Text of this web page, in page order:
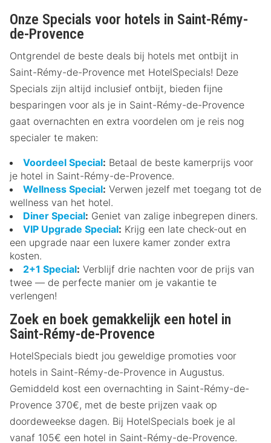
Onze Specials voor hotels in Saint-Rémy-
de-Provence
Ontgrendel de beste deals bij hotels met ontbijt in
Saint-Rémy-de-Provence met HotelSpecials! Deze
Specials zijn altijd inclusief ontbijt, bieden fijne
besparingen voor als je in Saint-Rémy-de-Provence
gaat overnachten en extra voordelen om je reis nog
specialer te maken:
Voordeel Special: Betaal de beste kamerprijs voor
je hotel in Saint-Rémy-de-Provence.
Wellness Special: Verwen jezelf met toegang tot de
wellness van het hotel.
Diner Special: Geniet van zalige inbegrepen diners.
VIP Upgrade Special: Krijg een late check-out en
een upgrade naar een luxere kamer zonder extra
kosten.
2+1 Special: Verblijf drie nachten voor de prijs van
twee — de perfecte manier om je vakantie te
verlengen!
Zoek en boek gemakkelijk een hotel in
Saint-Rémy-de-Provence
HotelSpecials biedt jou geweldige promoties voor
hotels in Saint-Rémy-de-Provence in Augustus.
Gemiddeld kost een overnachting in Saint-Rémy-de-
Provence 370€, met de beste prijzen vaak op
doordeweekse dagen. Bij HotelSpecials boek je al
vanaf 105€ een hotel in Saint-Rémy-de-Provence.